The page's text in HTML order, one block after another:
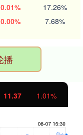
17.26%
7.68%
播
1.01%